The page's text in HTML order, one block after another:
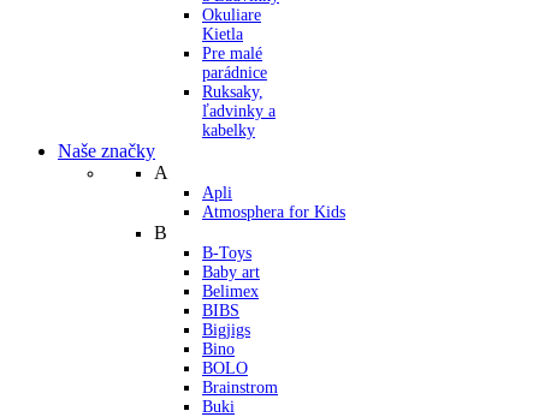
Okuliare
Kietla
Pre malé
parádnice
Ruksaky,
ľadvinky a
kabelky
Naše značky
A
Apli
Atmosphera for Kids
B
B-Toys
Baby art
Belimex
BIBS
Bigjigs
Bino
BOLO
Brainstrom
Buki